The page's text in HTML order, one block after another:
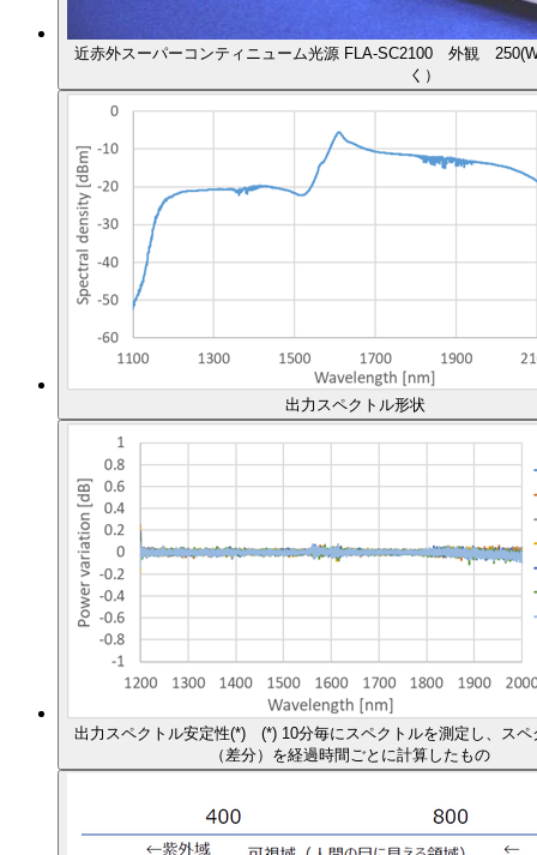
近赤外スーパーコンティニューム光源 FLA-SC2100 外観
く）
出力スペクトル形状
出力スペクトル安定性(*) (*) 10分毎にスペクトルを測定し、スペ
（差分）を経過時間ごとに計算したもの